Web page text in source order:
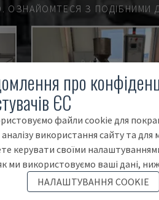
ОЗНАЙОМТЕСЯ З ПОДІБНИМИ
KS45-24D
KUHNE - ДВОВАЛЬНИЙ
НІМЕЧЧИНА 2006
про
ЄС
файли cookie для
аналізу використання сайту та для
керувати своїми
ми використовуємо ваші дані,
НАЛАШТУВАННЯ COOKIE